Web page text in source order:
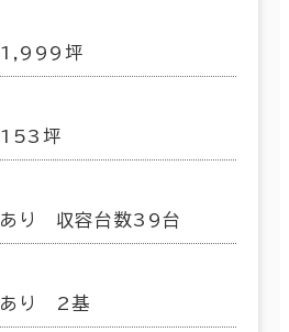
1,999坪
153坪
あり 収容台数39台
あり 2基